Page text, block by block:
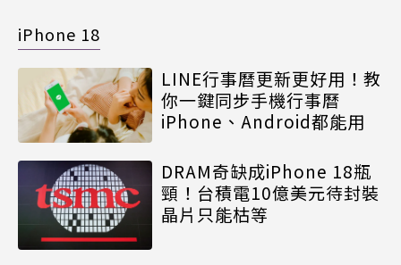
iPhone 18
LINE行事曆更新更好用！教
你一鍵同步手機行事曆
iPhone、Android都能用
DRAM奇缺成iPhone 18瓶
頸！台積電10億美元待封裝
晶片只能枯等